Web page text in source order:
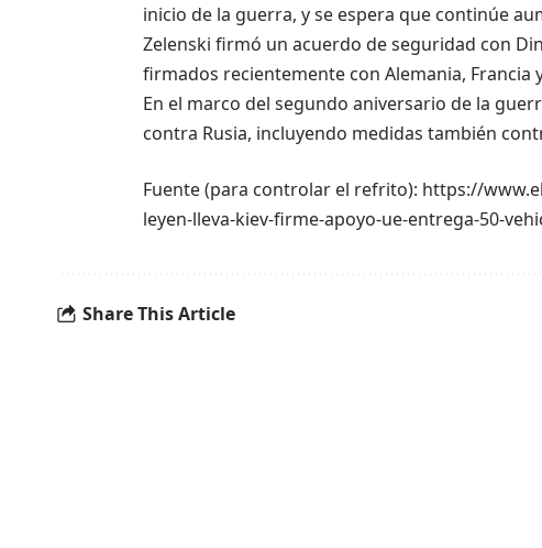
inicio de la guerra, y se espera que continúe
Zelenski firmó un acuerdo de seguridad con
firmados recientemente con Alemania, Francia
En el marco del segundo aniversario de la
contra Rusia, incluyendo medidas también
Fuente (para controlar el refrito): https://
leyen-lleva-kiev-firme-apoyo-ue-entrega-50-
Share This Article